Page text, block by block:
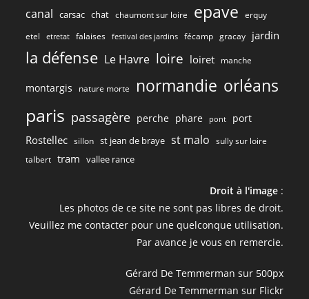
canal carsac chat chaumont sur loire epave erquy
etel etretat falaises festival des jardins fécamp gracay jardin
la défense Le Havre loire loiret manche
montargis nature morte normandie orléans
paris passagère perche phare pont port
Rostellec sillon st jean de braye st malo sully sur loire
talbert tram vallee rance
Droit à l'image:
Les photos de ce site ne sont pas libres de droit.
Veuillez me contacter pour une quelconque utilisation.
Par avance je vous en remercie.
Gérard De Temmerman sur 500px
Gérard De Temmerman sur Flickr